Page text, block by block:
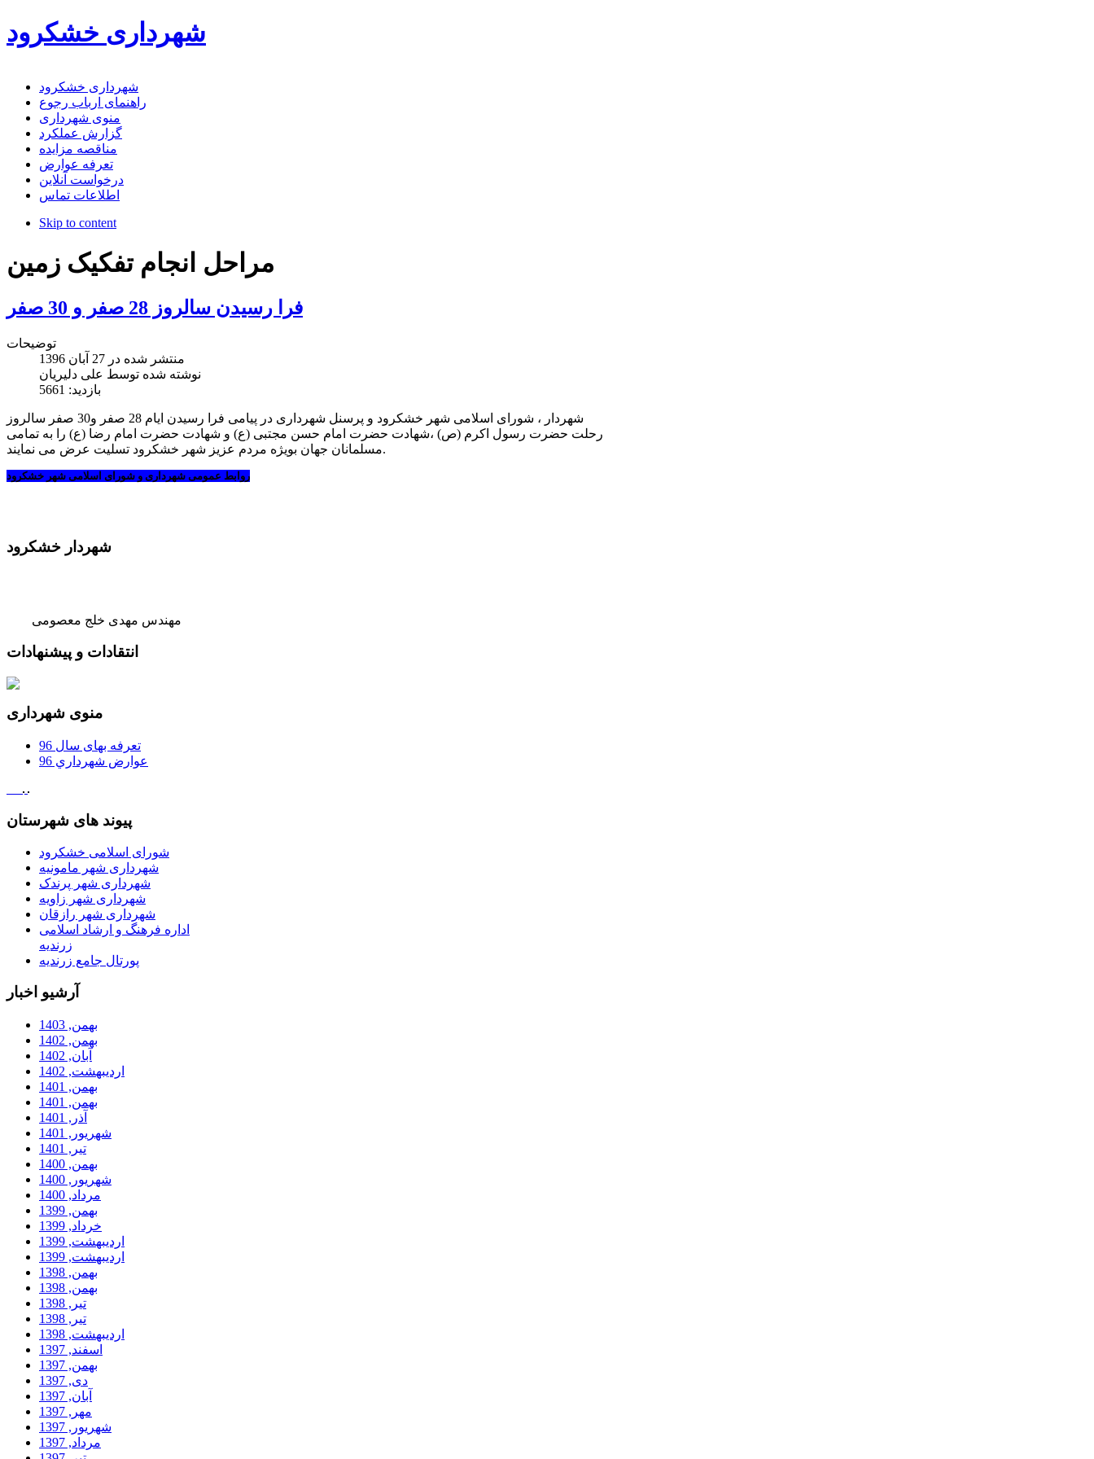
شهرداری خشکرود
شهرداری خشکرود
راهنمای ارباب رجوع
منوی شهرداری
گزارش عملکرد
مناقصه مزایده
تعرفه عوارض
درخواست آنلاین
اطلاعات تماس
Skip to content
مراحل انجام تفکیک زمین
فرا رسیدن سالروز 28 صفر و 30 صفر
توضیحات
منتشر شده در 27 آبان 1396
نوشته شده توسط علی دلیریان
بازدید: 5661
شهردار ، شورای اسلامی شهر خشکرود و پرسنل شهرداری در پیامی فرا رسیدن ایام 28 صفر و30 صفر سالروز
رحلت حضرت رسول اکرم (ص) ،شهادت حضرت امام حسن مجتبی (ع) و شهادت حضرت امام رضا (ع) را به تمامی
مسلمانان جهان بویژه مردم عزیز شهر خشکرود تسلیت عرض می نمایند.
روابط عمومی شهرداری و شورای اسلامی شهر خشکرود
شهردار خشکرود
مهندس مهدی خلج معصومی
انتقادات و پیشنهادات
منوی شهرداری
تعرفه بهای سال 96
عوارض شهرداري 96
پیوند های شهرستان
شورای اسلامی خشکرود
شهرداری شهر مامونیه
شهرداری شهر پرندک
شهرداری شهر زاویه
شهرداری شهر رازقان
اداره فرهنگ و ارشاد اسلامی
زرندیه
پورتال جامع زرندیه
آرشیو اخبار
بهمن, 1403
بهمن, 1402
آبان, 1402
ارديبهشت, 1402
بهمن, 1401
بهمن, 1401
آذر, 1401
شهریور, 1401
تیر, 1401
بهمن, 1400
شهریور, 1400
مرداد, 1400
بهمن, 1399
خرداد, 1399
ارديبهشت, 1399
ارديبهشت, 1399
بهمن, 1398
بهمن, 1398
تیر, 1398
تیر, 1398
ارديبهشت, 1398
اسفند, 1397
بهمن, 1397
دی, 1397
آبان, 1397
مهر, 1397
شهریور, 1397
مرداد, 1397